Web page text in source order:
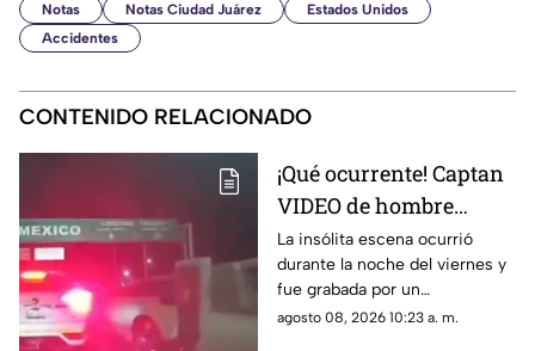
Notas Notas Ciudad Juárez
Estados Unidos
Accidentes
CONTENIDO RELACIONADO
¡Qué ocurrente! Captan
VIDEO de hombre
gateando sobre el
puente libre para
intentar cruzar a
Estados Unidos
La insólita escena ocurrió
durante la noche del viernes y
fue grabada por un
automovilista que transitaba
agosto 08, 2026 10:23 a. m.